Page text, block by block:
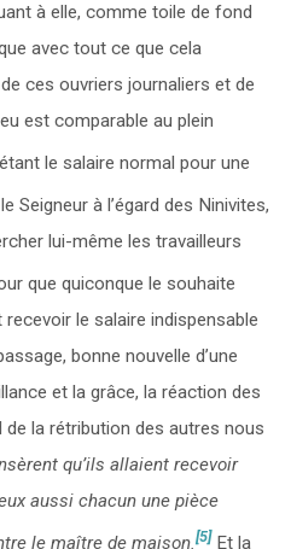
à elle, comme toile de fond
avec tout ce que cela
ces ouvriers journaliers et de
est comparable au plein
le salaire normal pour une
Seigneur à l’égard des Ninivites,
lui-même les travailleurs
que quiconque le souhaite
le salaire indispensable
bonne nouvelle d’une
et la grâce, la réaction des
de la rétribution des autres nous
qu’ils allaient recevoir
aussi chacun une pièce
le maître de maison.[5] Et la